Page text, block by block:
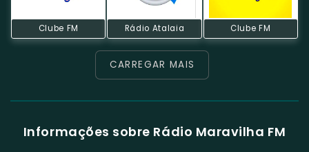
Clube FM Rádio Atalaia Clube FM
CARREGAR MAIS
Informações sobre Rádio Maravilha FM